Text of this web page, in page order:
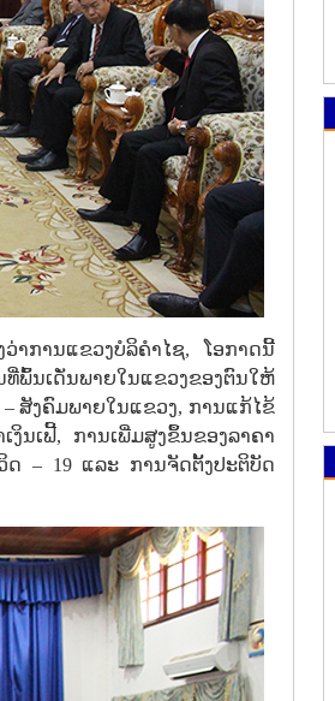
າການແຂວງບໍລິຄໍາໄຊ, ໂອກາດນີ້
ພົ້ນເດັ່ນພາຍໃນແຂວງຂອງຕົນໃຫ້
ສັງຄົມພາຍໃນແຂວງ, ການແກ້ໄຂ້
ນເຟີ້, ການເພີ່ມສູງຂຶ້ນຂອງລາຄາ
ດ – 19 ແລະ ການຈັດຕັ້ງປະຕິບັດ